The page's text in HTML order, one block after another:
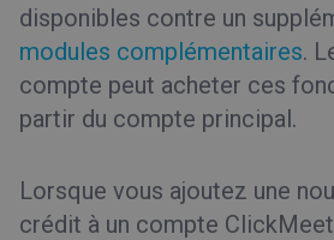
disponibles contre un
modules complémentaires.
compte peut acheter ces
partir du compte principal.
Lorsque vous ajoutez une
crédit à un compte